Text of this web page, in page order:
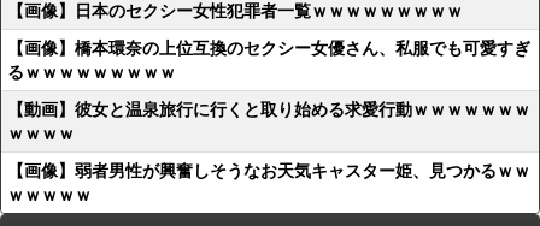
【画像】日本のセクシー女性犯罪者一覧ｗｗｗｗｗｗｗｗｗ
【画像】橋本環奈の上位互換のセクシー女優さん、私服でも可愛すぎ
るｗｗｗｗｗｗｗｗｗ
【動画】彼女と温泉旅行に行くと取り始める求愛行動ｗｗｗｗｗｗｗ
ｗｗｗｗ
【画像】弱者男性が興奮しそうなお天気キャスター姫、見つかるｗｗ
ｗｗｗｗｗ